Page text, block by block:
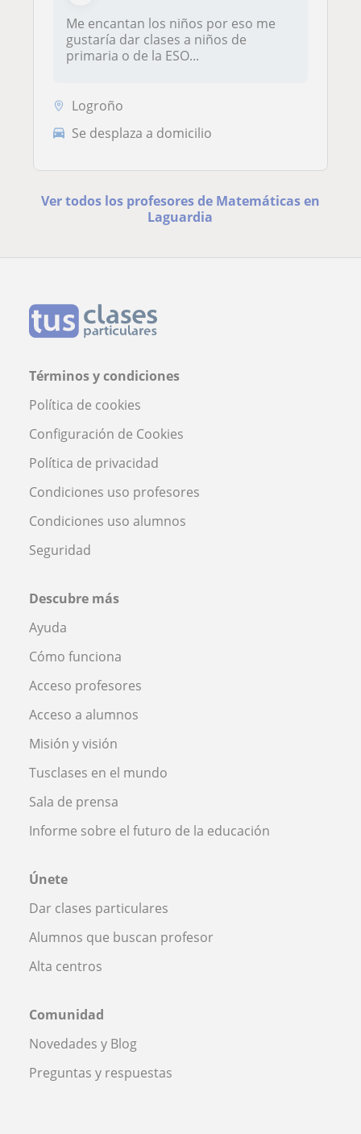
Me encantan los niños por eso me
gustaría dar clases a niños de
primaria o de la ESO...
Logroño
Se desplaza a domicilio
Ver todos los profesores de Matemáticas en
Laguardia
Términos y condiciones
Política de cookies
Configuración de Cookies
Política de privacidad
Condiciones uso profesores
Condiciones uso alumnos
Seguridad
Descubre más
Ayuda
Cómo funciona
Acceso profesores
Acceso a alumnos
Misión y visión
Tusclases en el mundo
Sala de prensa
Informe sobre el futuro de la educación
Únete
Dar clases particulares
Alumnos que buscan profesor
Alta centros
Comunidad
Novedades y Blog
Preguntas y respuestas